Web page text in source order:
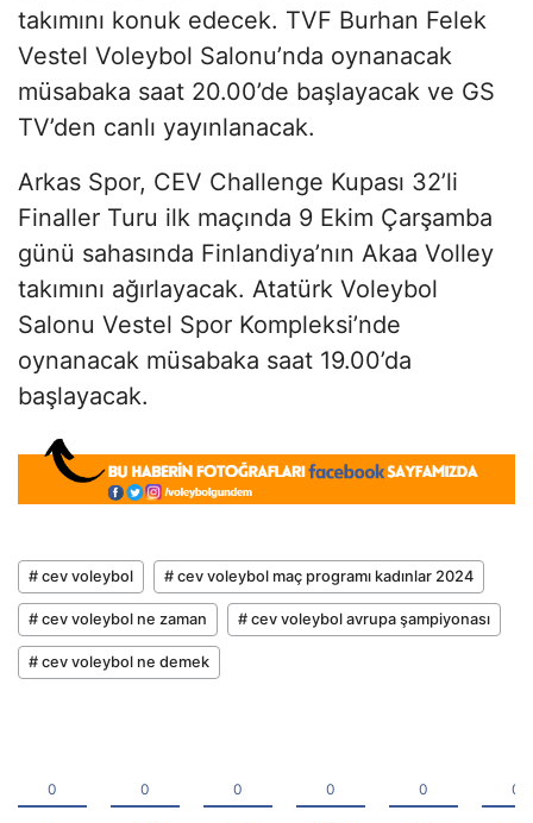
takımını konuk edecek. TVF Burhan Felek
Vestel Voleybol Salonu’nda oynanacak
müsabaka saat 20.00’de başlayacak ve GS
TV’den canlı yayınlanacak.
Arkas Spor, CEV Challenge Kupası 32’li
Finaller Turu ilk maçında 9 Ekim Çarşamba
günü sahasında Finlandiya’nın Akaa Volley
takımını ağırlayacak. Atatürk Voleybol
Salonu Vestel Spor Kompleksi’nde
oynanacak müsabaka saat 19.00’da
başlayacak.
# cev voleybol # cev voleybol maç programı kadınlar 2024
# cev voleybol ne zaman # cev voleybol avrupa şampiyonası
# cev voleybol ne demek